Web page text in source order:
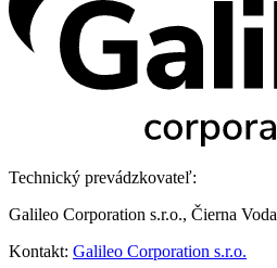
Technický prevádzkovateľ:
Galileo Corporation s.r.o., Čierna
Kontakt: Galileo Corporation s.r.o.